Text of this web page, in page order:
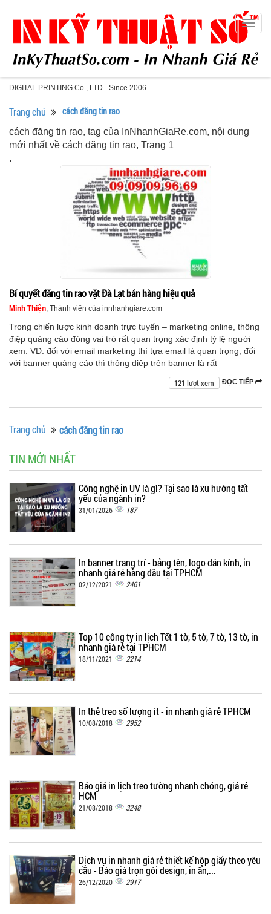
DIGITAL PRINTING Co., LTD - Since 2006
Trang chủ cách đăng tin rao
cách đăng tin rao, tag của InNhanhGiaRe.com, nội dung
mới nhất về cách đăng tin rao, Trang 1
.
Bí quyết đăng tin rao vặt Đà Lạt bán hàng hiệu quả
Minh Thiện, Thành viên của innhanhgiare.com
Trong chiến lược kinh doanh trực tuyến – marketing online, thông
điệp quảng cáo đóng vai trò rất quan trọng xác định tỷ lệ người
xem. VD: đối với email marketing thì tựa email là quan trọng, đối
với banner quảng cáo thì thông điệp trên banner là rất
ĐỌC TIẾP
121 lượt xem
Trang chủ cách đăng tin rao
TIN MỚI NHẤT
Công nghệ in UV là gì? Tại sao là xu hướng tất
yếu của ngành in?
31/01/2026 187
In banner trang trí - bảng tên, logo dán kính, in
nhanh giá rẻ hàng đầu tại TPHCM
02/12/2021 2461
Top 10 công ty in lịch Tết 1 tờ, 5 tờ, 7 tờ, 13 tờ, in
nhanh giá rẻ tại TPHCM
18/11/2021 2214
In thẻ treo số lượng ít - in nhanh giá rẻ TPHCM
10/08/2018 2952
Báo giá in lịch treo tường nhanh chóng, giá rẻ
HCM
21/08/2018 3248
Dịch vụ in nhanh giá rẻ thiết kế hộp giấy theo yêu
cầu - Báo giá trọn gói design, in ấn,...
26/12/2020 2917